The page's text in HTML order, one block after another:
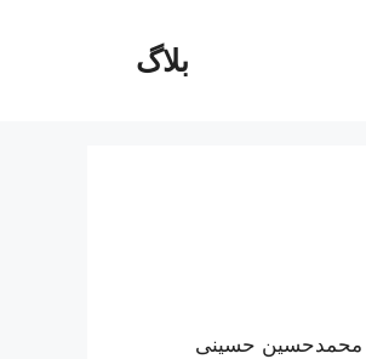
بلاگ
محمد‌حسین حسینی